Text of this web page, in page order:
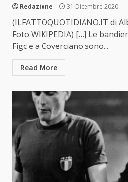
Redazione 31 Dicembre 2020
(ILFATTOQUOTIDIANO.IT di
Foto WIKIPEDIA) […] Le
Figc e a Coverciano sono...
Read More